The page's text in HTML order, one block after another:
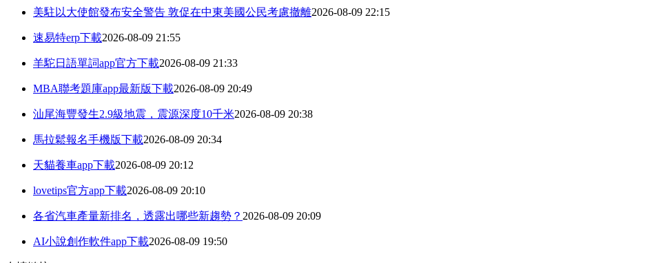
美駐以大使館發布安全警告 敦促在中東美國公民考慮撤離2026-08-09 22:15
速易特erp下載2026-08-09 21:55
羊駝日語單詞app官方下載2026-08-09 21:33
MBA聯考題庫app最新版下載2026-08-09 20:49
汕尾海豐發生2.9級地震，震源深度10千米2026-08-09 20:38
馬拉鬆報名手機版下載2026-08-09 20:34
天貓養車app下載2026-08-09 20:12
lovetips官方app下載2026-08-09 20:10
各省汽車產量新排名，透露出哪些新趨勢？ 2026-08-09 20:09
AI小說創作軟件app下載2026-08-09 19:50